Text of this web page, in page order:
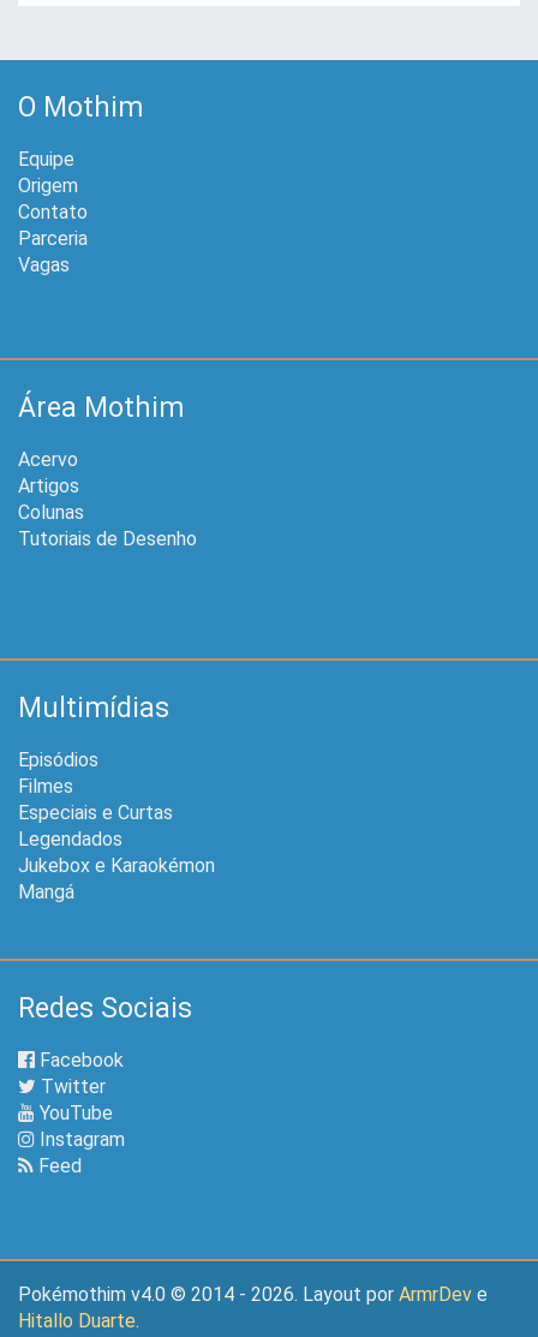
O Mothim
Equipe
Origem
Contato
Parceria
Vagas
Área Mothim
Acervo
Artigos
Colunas
Tutoriais de Desenho
Multimídias
Episódios
Filmes
Especiais e Curtas
Legendados
Jukebox e Karaokémon
Mangá
Redes Sociais
Facebook
Twitter
YouTube
Instagram
Feed
Pokémothim v4.0 © 2014 - 2026. Layout por ArmrDev e
Hitallo Duarte.